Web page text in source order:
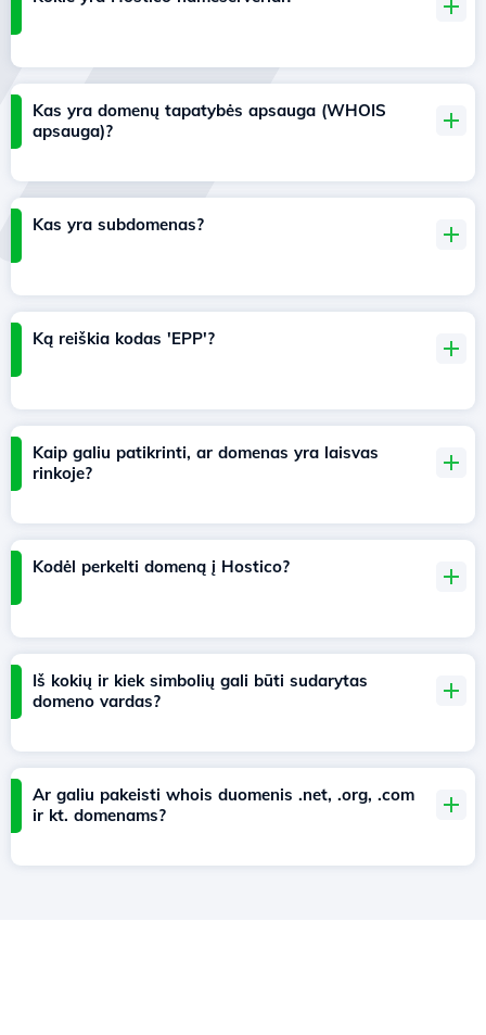
Kas yra domenų tapatybės apsauga (WHOIS
apsauga)?
Kas yra subdomenas?
Ką reiškia kodas 'EPP'?
Kaip galiu patikrinti, ar domenas yra laisvas
rinkoje?
Kodėl perkelti domeną į Hostico?
Iš kokių ir kiek simbolių gali būti sudarytas
domeno vardas?
Ar galiu pakeisti whois duomenis .net, .org, .com
ir kt. domenams?